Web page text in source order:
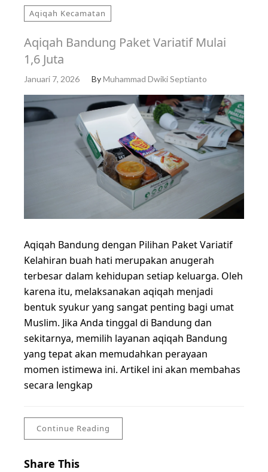
Aqiqah Kecamatan
Aqiqah Bandung Paket Variatif Mulai
1,6 Juta
Januari 7, 2026 ByMuhammad Dwiki Septianto
Aqiqah Bandung dengan Pilihan Paket Variatif
Kelahiran buah hati merupakan anugerah
terbesar dalam kehidupan setiap keluarga. Oleh
karena itu, melaksanakan aqiqah menjadi
bentuk syukur yang sangat penting bagi umat
Muslim. Jika Anda tinggal di Bandung dan
sekitarnya, memilih layanan aqiqah Bandung
yang tepat akan memudahkan perayaan
momen istimewa ini. Artikel ini akan membahas
secara lengkap
Continue Reading
Share This